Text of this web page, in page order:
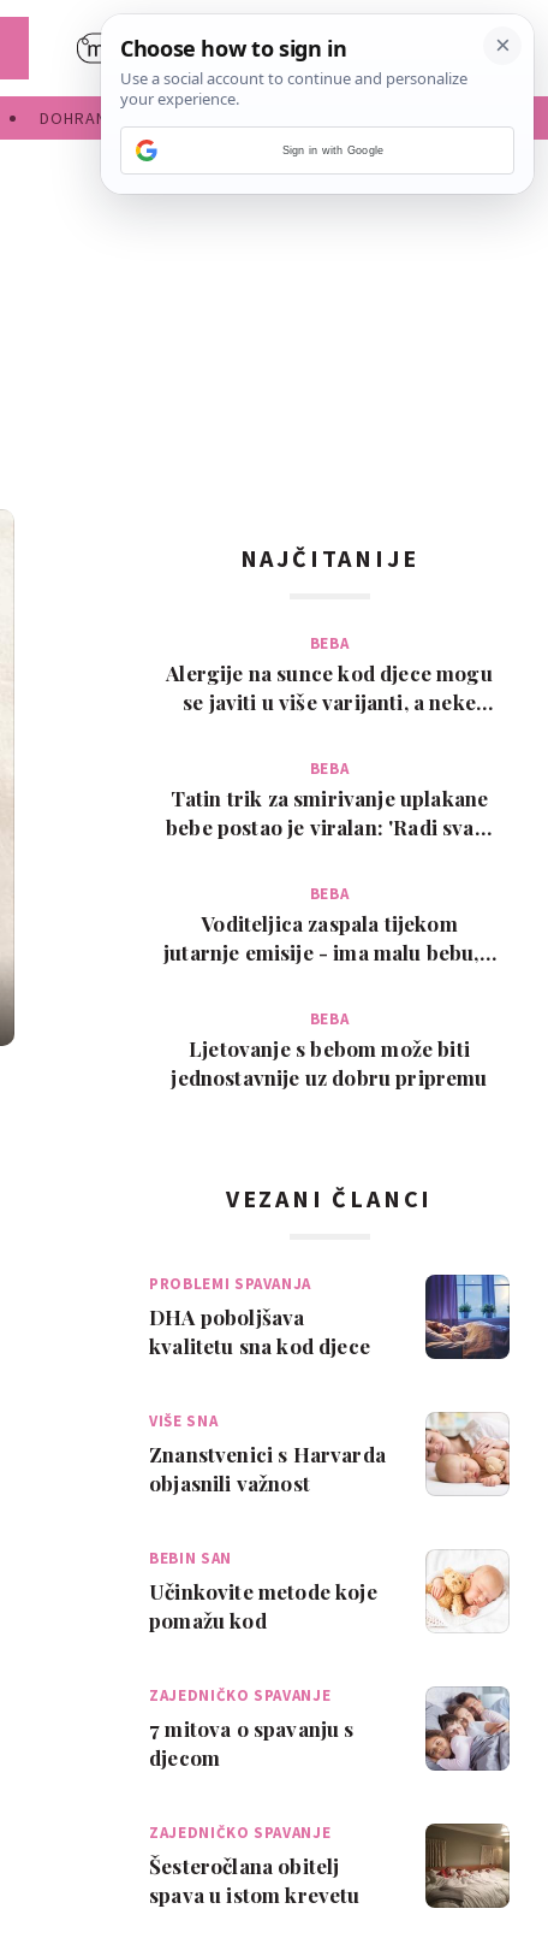
DOHRANA
NAJČITANIJE
BEBA
Alergije na sunce kod djece mogu
se javiti u više varijanti, a neke
BEBA
Tatin trik za smirivanje uplakane
bebe postao je viralan: 'Radi svaki
BEBA
Voditeljica zaspala tijekom
jutarnje emisije - ima malu bebu, a
BEBA
Ljetovanje s bebom može biti
jednostavnije uz dobru pripremu
VEZANI ČLANCI
PROBLEMI SPAVANJA
DHA poboljšava
kvalitetu sna kod djece
VIŠE SNA
Znanstvenici s Harvarda
objasnili važnost
BEBIN SAN
Učinkovite metode koje
pomažu kod
ZAJEDNIČKO SPAVANJE
7 mitova o spavanju s
djecom
ZAJEDNIČKO SPAVANJE
Šesteročlana obitelj
spava u istom krevetu
Sign in with Google